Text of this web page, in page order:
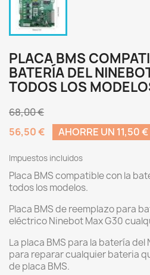
PLACA BMS
BATERÍA DEL
TODOS LOS
68,00 €
56,50 €
AHORRE UN 11,50 €
Impuestos incluidos
Placa BMS compatible con la
todos los modelos.
Placa BMS de reemplazo para
eléctrico Ninebot Max G30
La placa BMS para la batería
para reparar cualquier bateria
de placa BMS.